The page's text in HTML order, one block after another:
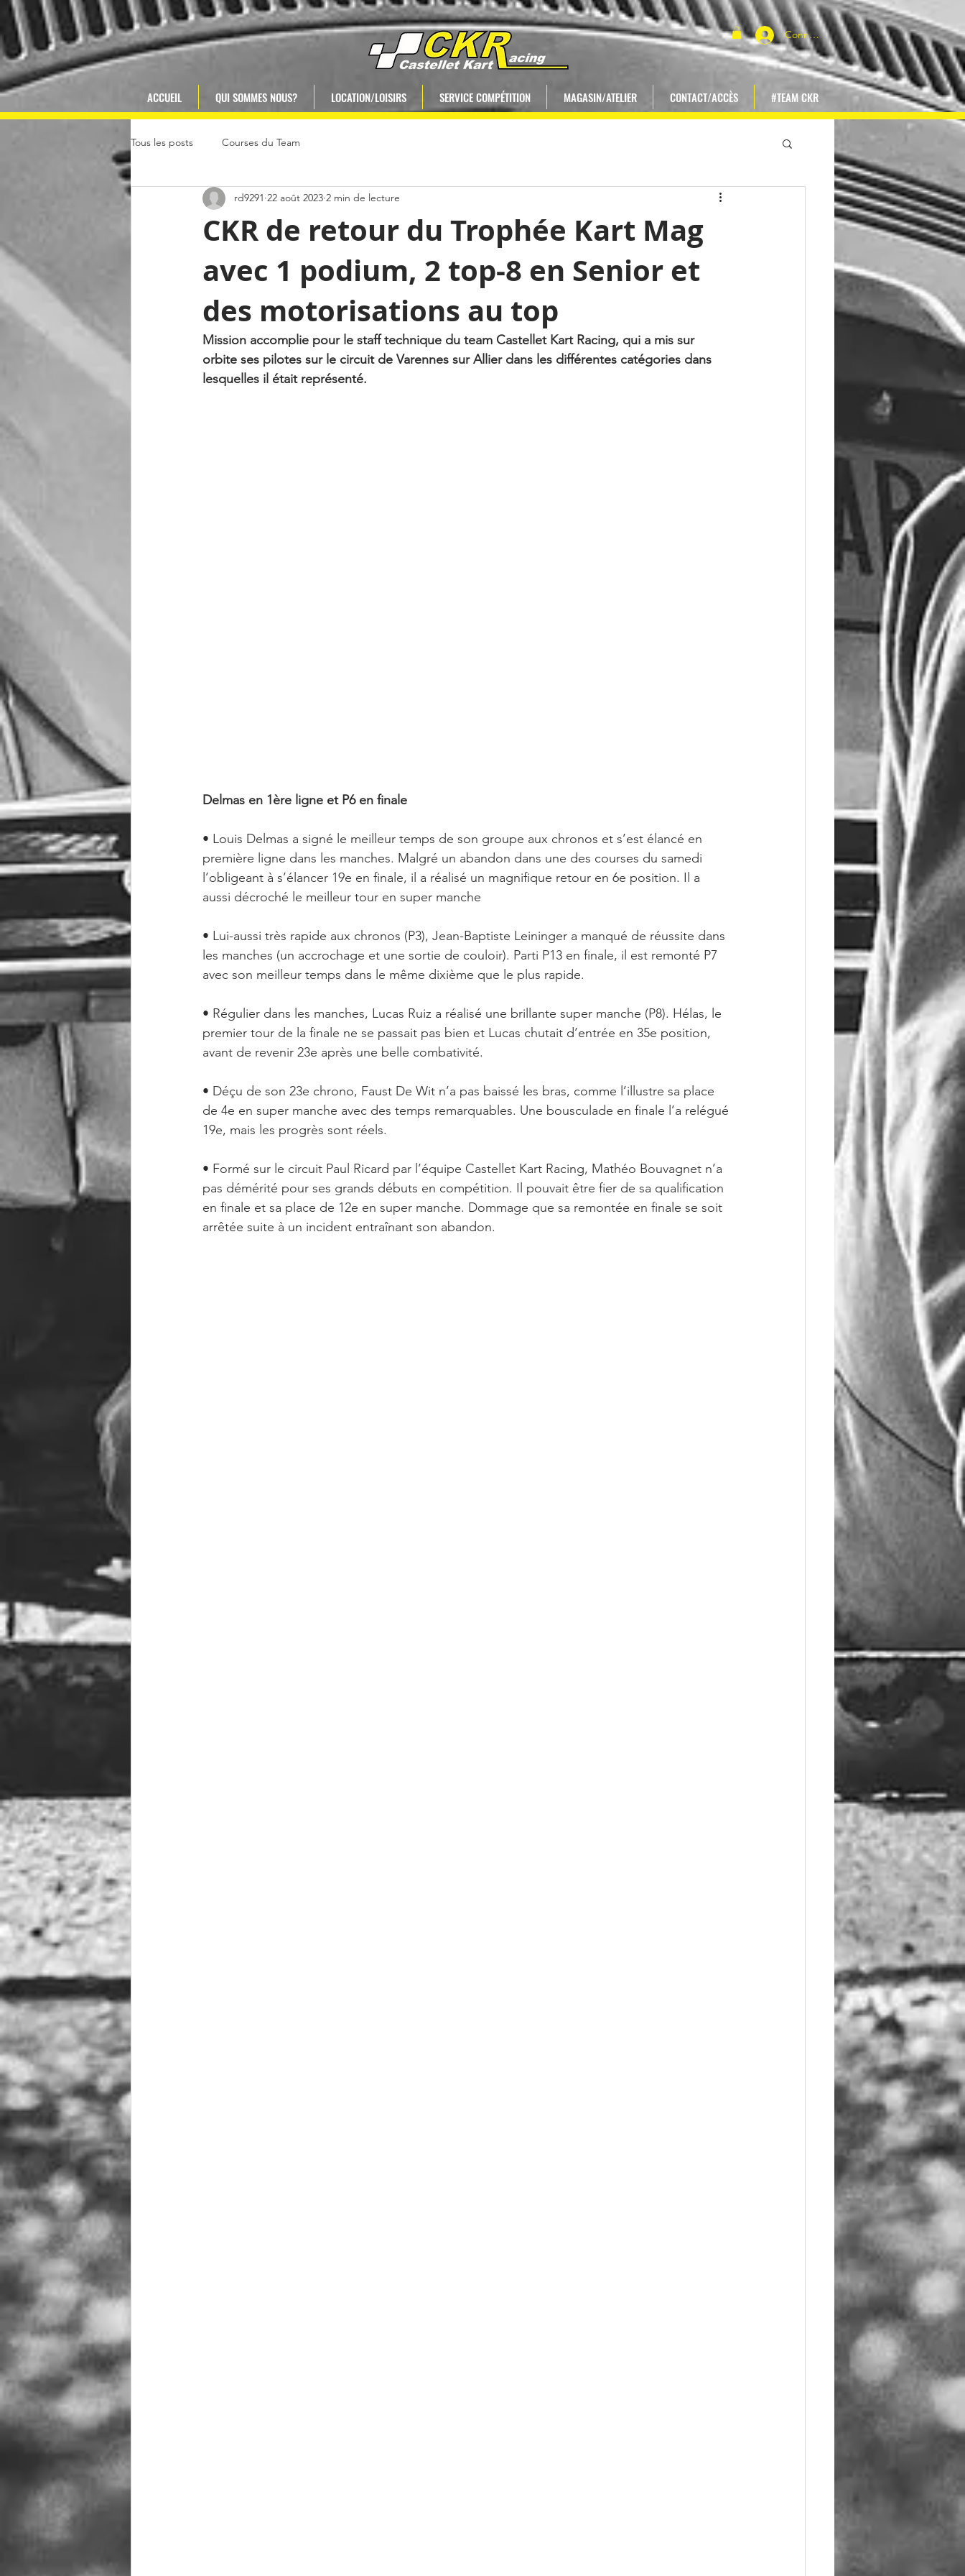
Connexion
ACCUEIL QUI SOMMES NOUS? LOCATION/LOISIRS SERVICE COMPÉTITION MAGASIN/ATELIER CONTACT/ACCÈS #TEAM CKR
Tous les posts Courses du Team
CKR de retour du Trophée Kart Mag
avec 1 podium, 2 top-8 en Senior et
des motorisations au top
rd9291 22 août 2023 2 min de lecture
Mission accomplie pour le staff technique du team Castellet Kart Racing, qui a mis sur
orbite ses pilotes sur le circuit de Varennes sur Allier dans les différentes catégories dans
lesquelles il était représenté.
Delmas en 1ère ligne et P6 en finale
• Louis Delmas a signé le meilleur temps de son groupe aux chronos et s’est élancé en
première ligne dans les manches. Malgré un abandon dans une des courses du samedi
l’obligeant à s’élancer 19e en finale, il a réalisé un magnifique retour en 6e position. Il a
aussi décroché le meilleur tour en super manche
• Lui-aussi très rapide aux chronos (P3), Jean-Baptiste Leininger a manqué de réussite dans
les manches (un accrochage et une sortie de couloir). Parti P13 en finale, il est remonté P7
avec son meilleur temps dans le même dixième que le plus rapide.
• Régulier dans les manches, Lucas Ruiz a réalisé une brillante super manche (P8). Hélas, le
premier tour de la finale ne se passait pas bien et Lucas chutait d’entrée en 35e position,
avant de revenir 23e après une belle combativité.
• Déçu de son 23e chrono, Faust De Wit n’a pas baissé les bras, comme l’illustre sa place
de 4e en super manche avec des temps remarquables. Une bousculade en finale l’a relégué
19e, mais les progrès sont réels.
• Formé sur le circuit Paul Ricard par l’équipe Castellet Kart Racing, Mathéo Bouvagnet n’a
pas démérité pour ses grands débuts en compétition. Il pouvait être fier de sa qualification
en finale et sa place de 12e en super manche. Dommage que sa remontée en finale se soit
arrêtée suite à un incident entraînant son abandon.